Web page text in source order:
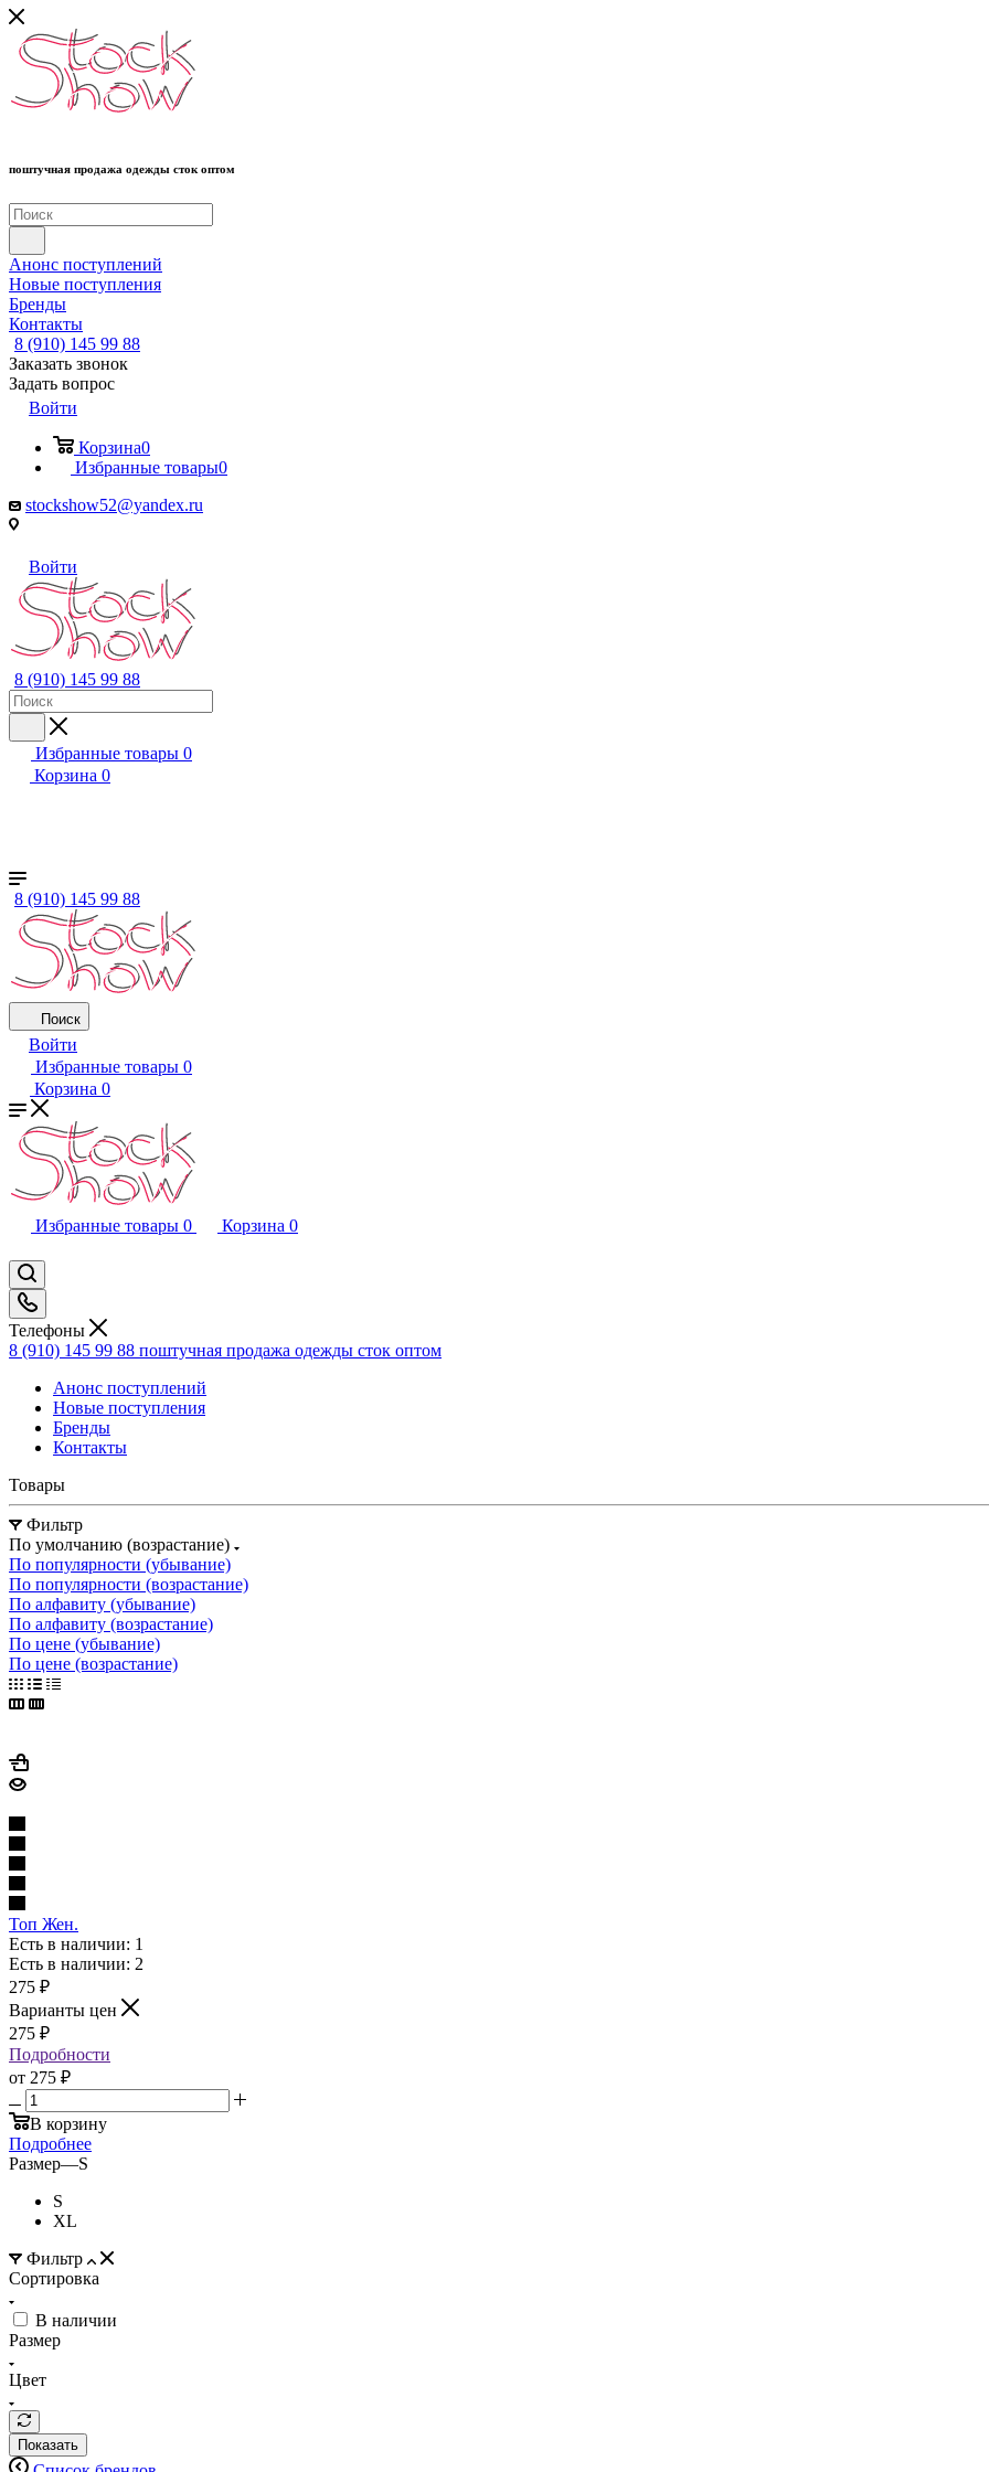
поштучная продажа одежды сток оптом
Анонс поступлений
Новые поступления
Бренды
Контакты
8 (910) 145 99 88
Заказать звонок
Задать вопрос
Войти
Корзина0
Избранные товары0
stockshow52@yandex.ru
Войти
8 (910) 145 99 88
Избранные товары 0
Корзина 0
8 (910) 145 99 88
Поиск
Войти
Избранные товары 0
Корзина 0
Избранные товары 0 Корзина 0
Телефоны
8 (910) 145 99 88 поштучная продажа одежды сток оптом
Анонс поступлений
Новые поступления
Бренды
Контакты
Товары
Фильтр
По умолчанию (возрастание)
По популярности (убывание)
По популярности (возрастание)
По алфавиту (убывание)
По алфавиту (возрастание)
По цене (убывание)
По цене (возрастание)
Топ Жен.
Есть в наличии: 1
Есть в наличии: 2
275 ₽
Варианты цен
275 ₽
Подробности
от 275 ₽
В корзину
Подробнее
Размер—S
S
XL
Фильтр
Сортировка
В наличии
Размер
Цвет
Показать